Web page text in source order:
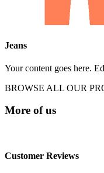
Jeans
Your content goes here.
BROWSE ALL OUR
More of us
Customer Reviews